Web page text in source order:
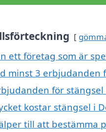
ett företag som är
minst 3 erbjudanden
för
kostar stängsel i
till att bestämma